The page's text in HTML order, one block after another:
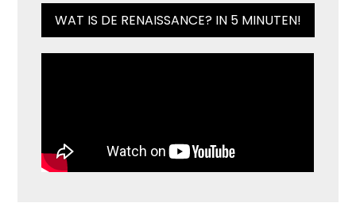
WAT IS DE RENAISSANCE? IN 5 MINUTEN!